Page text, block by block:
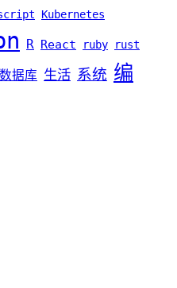
Kubernetes
R React ruby rust
数据库 生活 系统 编